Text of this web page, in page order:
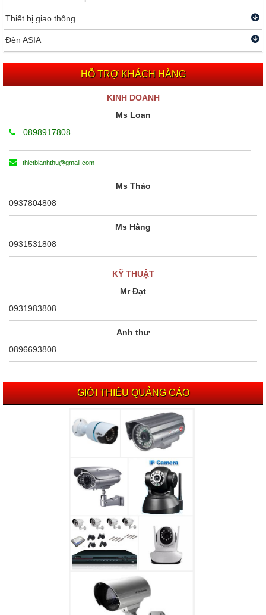
Thiết bị giao thông
Đèn ASIA
HỖ TRỢ KHÁCH HÀNG
KINH DOANH
Ms Loan
0898917808
thietbianhthu@gmail.com
Ms Thảo
0937804808
Ms Hằng
0931531808
KỸ THUẬT
Mr Đạt
0931983808
Anh thư
0896693808
GIỚI THIỆU QUẢNG CÁO